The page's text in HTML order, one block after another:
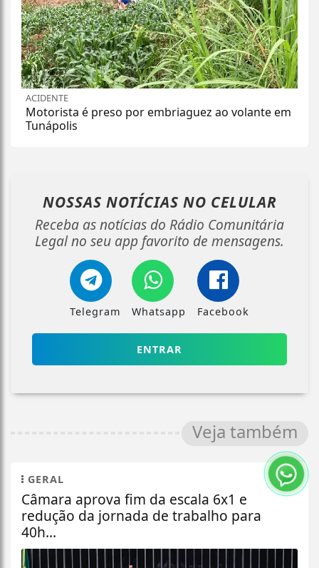
ACIDENTE
Motorista é preso por embriaguez ao volante em
Tunápolis
NOSSAS NOTÍCIAS NO CELULAR
Receba as notícias do Rádio Comunitária
Legal no seu app favorito de mensagens.
Telegram Whatsapp Facebook
ENTRAR
Veja também
GERAL
Câmara aprova fim da escala 6x1 e
redução da jornada de trabalho para
40h...